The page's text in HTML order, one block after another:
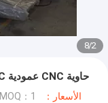
2
/
8
حاوية CNC عمودية PVC الباب أربعة نقاط
الأسعار：negotiable MOQ：1 مجموعة